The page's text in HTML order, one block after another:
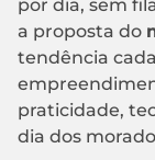
por dia, sem
a proposta do
tendência
praticidade,
dia dos